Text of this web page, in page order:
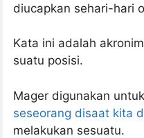
diucapkan sehari-hari
Kata ini adalah
suatu posisi.
Mager digunakan
seseorang disaat kita
melakukan sesuatu.